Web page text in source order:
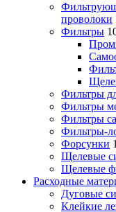
проволоки
Фильтры
Фильтры
Фильтры
Фильтры
Фильтры-
Форсунки
Щелевые
Щелевые
Расходные
Дуговые
Клейкие